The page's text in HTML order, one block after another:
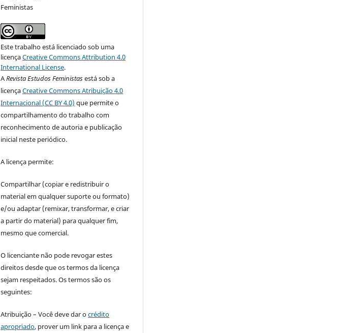
Feministas
Este trabalho está licenciado sob uma
licençaCreative Commons Attribution 4.0
International License.
ARevista Estudos Feministasestá sob a
licençaCreative Commons Atribuição 4.0
Internacional (CC BY 4.0) que permite o
compartilhamento do trabalho com
reconhecimento de autoria e publicação
inicial neste periódico.
A licença permite:
Compartilhar (copiar e redistribuir o
material em qualquer suporte ou formato)
e/ou adaptar (remixar, transformar, e criar
a partir do material) para qualquer fim,
mesmo que comercial.
O licenciante não pode revogar estes
direitos desde que os termos da licença
sejam respeitados. Os termos são os
seguintes:
Atribuição – Você deve dar ocrédito
apropriado, prover um link para a licença e